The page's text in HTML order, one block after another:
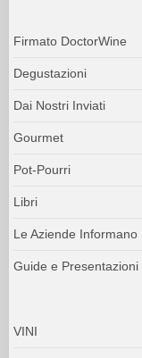
Firmato DoctorWine
Degustazioni
Dai Nostri Inviati
Gourmet
Pot-Pourri
Libri
Le Aziende Informano
Guide e Presentazioni
VINI